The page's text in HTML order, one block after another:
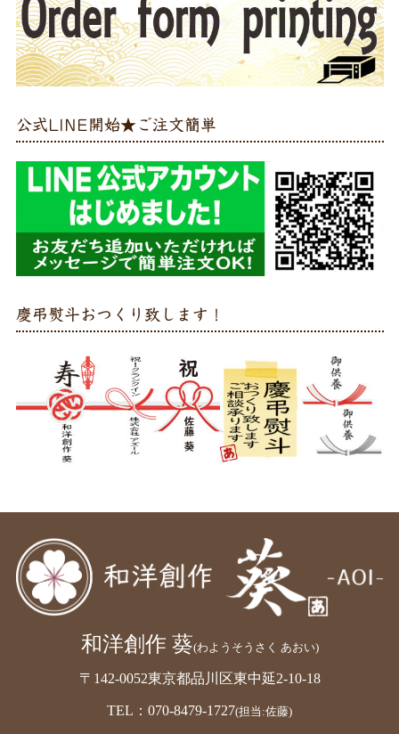
公式LINE開始★ご注文簡単
慶弔熨斗おつくり致します！
和洋創作 葵(わようそうさく あおい)
〒142-0052東京都品川区東中延2-10-18
TEL：070-8479-1727(担当:佐藤)